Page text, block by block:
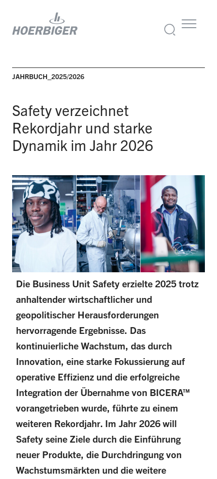
JAHRBUCH_2025/2026
Safety verzeichnet
Rekordjahr und starke
Dynamik im Jahr 2026
Die Business Unit Safety erzielte 2025 trotz
anhaltender wirtschaftlicher und
geopolitischer Herausforderungen
hervorragende Ergebnisse. Das
kontinuierliche Wachstum, das durch
Innovation, eine starke Fokussierung auf
operative Effizienz und die erfolgreiche
Integration der Übernahme von BICERA™
vorangetrieben wurde, führte zu einem
weiteren Rekordjahr. Im Jahr 2026 will
Safety seine Ziele durch die Einführung
neuer Produkte, die Durchdringung von
Wachstumsmärkten und die weitere